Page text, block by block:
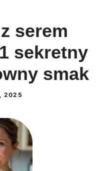
serem
sekretny
smak
2025